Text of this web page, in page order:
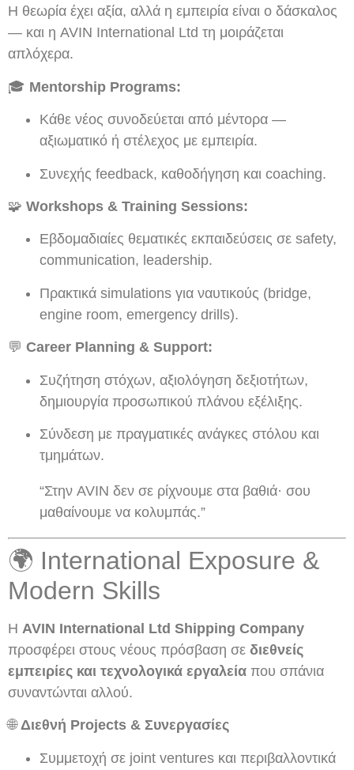
Η θεωρία έχει αξία, αλλά η εμπειρία είναι ο δάσκαλος
— και η AVIN International Ltd τη μοιράζεται
απλόχερα.
🎓 Mentorship Programs:
Κάθε νέος συνοδεύεται από μέντορα —
αξιωματικό ή στέλεχος με εμπειρία.
Συνεχής feedback, καθοδήγηση και coaching.
🧩 Workshops & Training Sessions:
Εβδομαδιαίες θεματικές εκπαιδεύσεις σε safety,
communication, leadership.
Πρακτικά simulations για ναυτικούς (bridge,
engine room, emergency drills).
💬 Career Planning & Support:
Συζήτηση στόχων, αξιολόγηση δεξιοτήτων,
δημιουργία προσωπικού πλάνου εξέλιξης.
Σύνδεση με πραγματικές ανάγκες στόλου και
τμημάτων.
“Στην AVIN δεν σε ρίχνουμε στα βαθιά· σου
μαθαίνουμε να κολυμπάς.”
🌍 International Exposure &
Modern Skills
Η AVIN International Ltd Shipping Company
προσφέρει στους νέους πρόσβαση σε διεθνείς
εμπειρίες και τεχνολογικά εργαλεία που σπάνια
συναντώνται αλλού.
🌐Διεθνή Projects & Συνεργασίες
Συμμετοχή σε joint ventures και περιβαλλοντικά